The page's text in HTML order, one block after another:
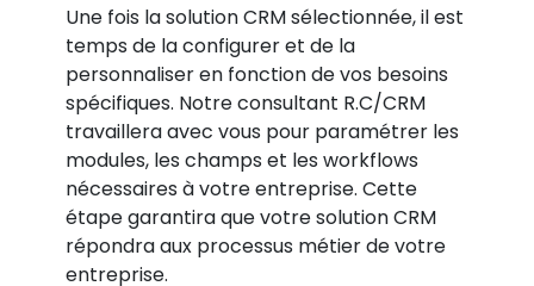
Une fois la solution CRM sélectionnée, il est
temps de la configurer et de la
personnaliser en fonction de vos besoins
spécifiques. Notre consultant R.C/CRM
travaillera avec vous pour paramétrer les
modules, les champs et les workflows
nécessaires à votre entreprise. Cette
étape garantira que votre solution CRM
répondra aux processus métier de votre
entreprise.